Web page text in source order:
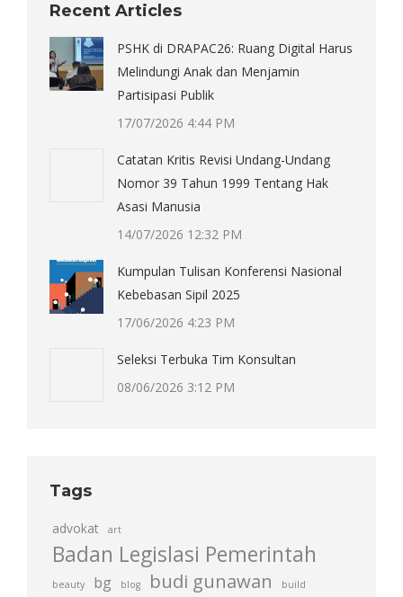
Recent Articles
PSHK di DRAPAC26: Ruang Digital Harus
Melindungi Anak dan Menjamin
Partisipasi Publik
17/07/2026 4:44 PM
Catatan Kritis Revisi Undang-Undang
Nomor 39 Tahun 1999 Tentang Hak
Asasi Manusia
14/07/2026 12:32 PM
Kumpulan Tulisan Konferensi Nasional
Kebebasan Sipil 2025
17/06/2026 4:23 PM
Seleksi Terbuka Tim Konsultan
08/06/2026 3:12 PM
Tags
advokat art
Badan Legislasi Pemerintah
beauty bg blog budi gunawan build